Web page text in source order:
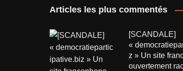
Articles les plus commentés
[SCANDALE]
«
z » Un site
ouvertement